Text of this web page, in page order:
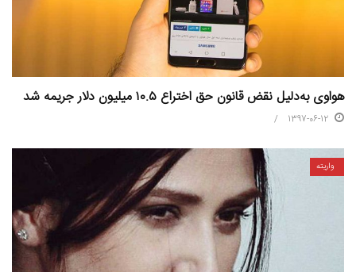
هواوی به‌دلیل نقض قانون حق اختراع ۱۰.۵ میلیون دلار جریمه شد
1397-06-12
واریته